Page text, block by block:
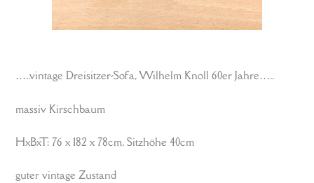
…..vintage Dreisitzer-Sofa, Wilhelm Knoll 60er Jahre…..
massiv Kirschbaum
HxBxT: 76 x 182 x 78cm, Sitzhöhe 40cm
guter vintage Zustand